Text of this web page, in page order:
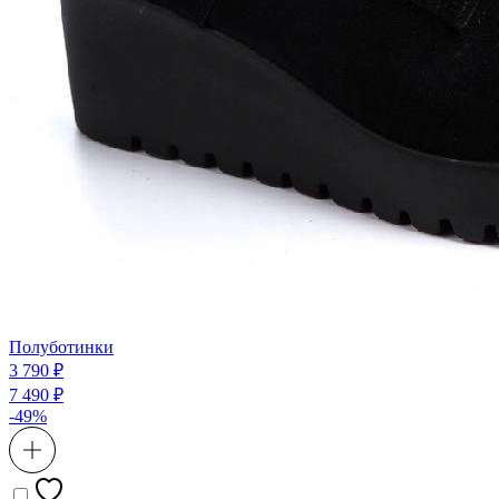
Полуботинки
3 790 ₽
7 490 ₽
-49%